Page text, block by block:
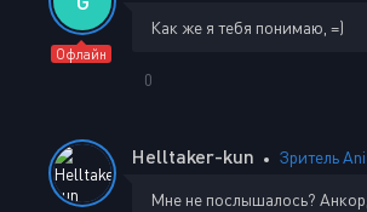
Офлайн
Как же я тебя понимаю, =)
0
Helltaker-kun Зритель
Мне не послышалось?